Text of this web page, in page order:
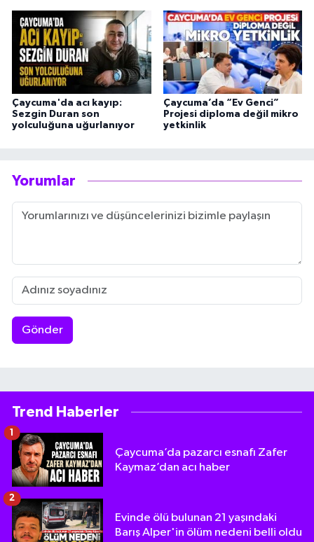
Çaycuma'da acı kayıp:
Sezgin Duran son
yolculuğuna uğurlanıyor
Çaycuma’da “Ev Genci”
Projesi diploma değil mikro
yetkinlik
Yorumlar
Gönder
Trend Haberler
Çaycuma’da pazarcı esnafı Zafer
Kaymaz’dan acı haber
1
Evinde ölü bulunan 21 yaşındaki
Barış Alper'in ölüm nedeni belli oldu
2